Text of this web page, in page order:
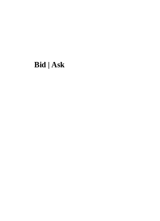
Bid | Ask